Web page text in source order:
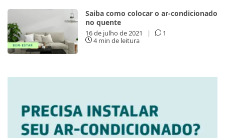
Saiba como colocar o ar-condicionado
no quente
16 de julho de 2021 |
1
4 min de leitura